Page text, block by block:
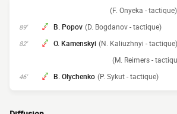
(F. Onyeka - tactique)
89' B. Popov (D. Bogdanov - tactique)
82' O. Kamenskyi (N. Kaliuzhnyi - tactique)
(M. Reimers -
46' B. Olychenko (P. Sykut - tactique)